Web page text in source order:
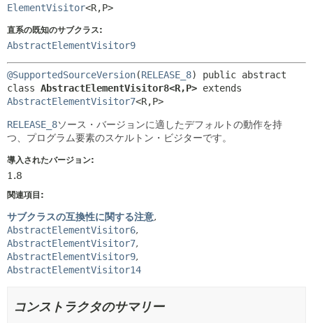
ElementVisitor<R,P>
直系の既知のサブクラス:
AbstractElementVisitor9
@SupportedSourceVersion(RELEASE_8) public abstract
class AbstractElementVisitor8<R,P>
AbstractElementVisitor7<R,P>
RELEASE_8ソース・バージョンに適したデフォルトの動作を持
つ、プログラム要素のスケルトン・ビジターです。
導入されたバージョン:
1.8
関連項目:
サブクラスの互換性に関する注意
AbstractElementVisitor6
AbstractElementVisitor7
AbstractElementVisitor9
AbstractElementVisitor14
コンストラクタのサマリー